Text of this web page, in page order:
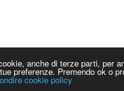
anche di terze parti, per
preferenze. Premendo ok o
cookie policy